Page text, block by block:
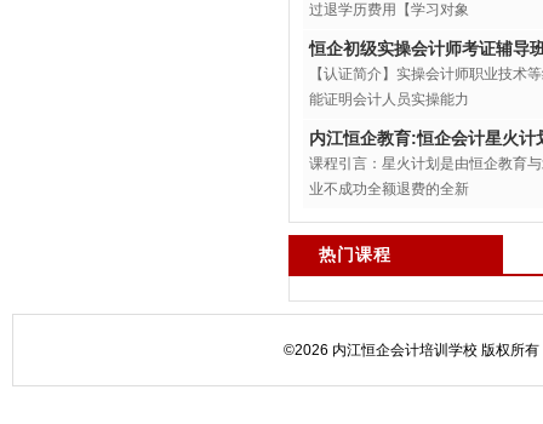
过退学历费用【学习对象
恒企初级实操会计师考证辅导
【认证简介】实操会计师职业技术
能证明会计人员实操能力
内江恒企教育:恒企会计星火计
课程引言：星火计划是由恒企教育
业不成功全额退费的全新
热门课程
©2026 内江恒企会计培训学校 版权所